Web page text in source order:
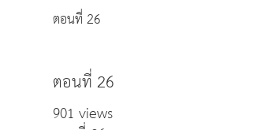
ตอนที่ 26
ตอนที่ 26
901 views